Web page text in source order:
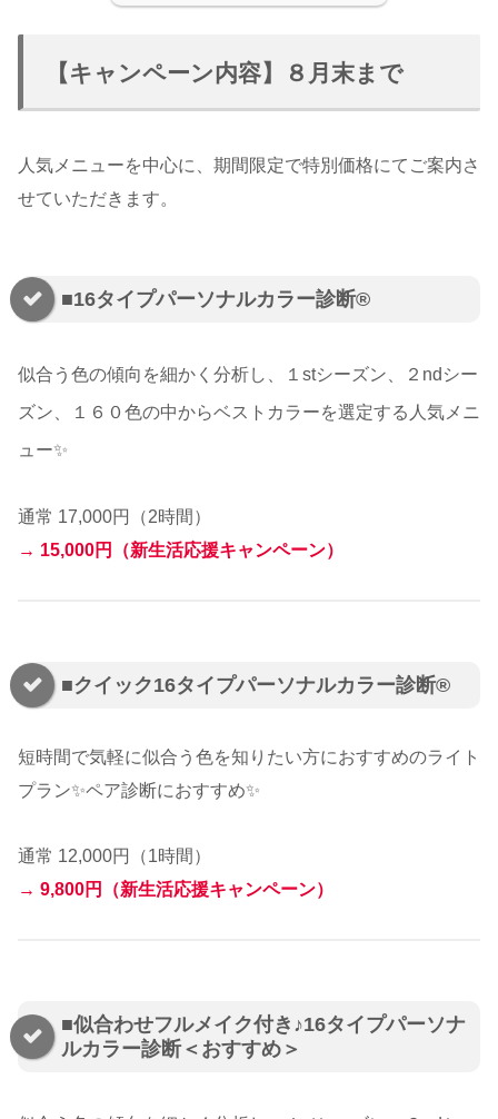
【キャンペーン内容】８月末まで
人気メニューを中心に、期間限定で特別価格にてご案内さ
せていただきます。
■16タイプパーソナルカラー診断®︎
似合う色の傾向を細かく分析し、１stシーズン、２ndシー
ズン、１６０色の中からベストカラーを選定する 人気 メニ
ュー✨
通常 17,000円（2時間）
→ 15,000円（新生活応援キャンペーン）
■クイック16タイプパーソナルカラー診断®︎
短時間で気軽に似合う色を知りたい方におすすめのライト
プラン✨ペア診断におすすめ✨
通常 12,000円（1時間）
→ 9,800円（新生活応援キャンペーン）
■似合わせフルメイク付き♪16タイプパーソナ
ルカラー診断＜おすすめ＞